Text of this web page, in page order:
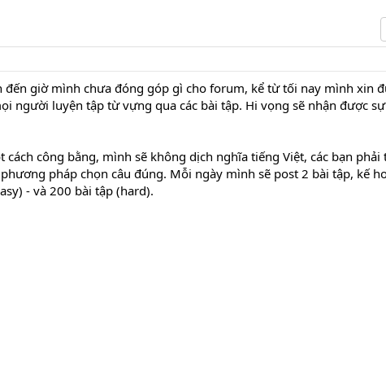
đến giờ mình chưa đóng góp gì cho forum, kể từ tối nay mình xin
người luyện tập từ vựng qua các bài tập. Hi vọng sẽ nhận được
công bằng, mình sẽ không dịch nghĩa tiếng Việt, các bạn phải
pháp chọn câu đúng. Mỗi ngày mình sẽ post 2 bài tập, kế
- và 200 bài tập (hard).